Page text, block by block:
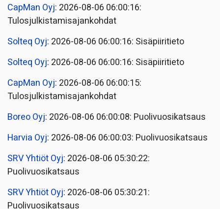
CapMan Oyj: 2026-08-06 06:00:16:
Tulosjulkistamisajankohdat
Solteq Oyj: 2026-08-06 06:00:16: Sisäpiiritieto
Solteq Oyj: 2026-08-06 06:00:16: Sisäpiiritieto
CapMan Oyj: 2026-08-06 06:00:15:
Tulosjulkistamisajankohdat
Boreo Oyj: 2026-08-06 06:00:08: Puolivuosikatsaus
Harvia Oyj: 2026-08-06 06:00:03: Puolivuosikatsaus
SRV Yhtiöt Oyj: 2026-08-06 05:30:22:
Puolivuosikatsaus
SRV Yhtiöt Oyj: 2026-08-06 05:30:21:
Puolivuosikatsaus